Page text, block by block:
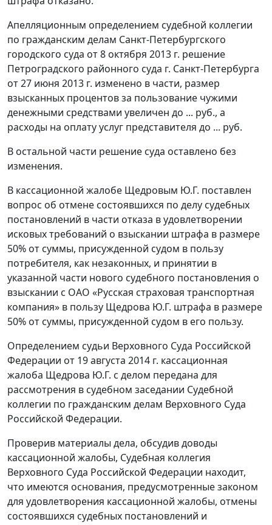
Апелляционным определением судебной коллегии
по гражданским делам Санкт-Петербургского
городского суда от 8 октября 2013 г. решение
Петроградского районного суда г. Санкт-Петербурга
от 27 июня 2013 г. изменено в части, размер
взысканных процентов за пользование чужими
денежными средствами увеличен до ... руб., а
расходы на оплату услуг представителя до ... руб.
В остальной части решение суда оставлено без
изменения.
В кассационной жалобе Щедровым Ю.Г. поставлен
вопрос об отмене состоявшихся по делу судебных
постановлений в части отказа в удовлетворении
исковых требований о взыскании штрафа в размере
50% от суммы, присужденной судом в пользу
потребителя, как незаконных, и принятии в
указанной части нового судебного постановления о
взыскании с ОАО «Русская страховая транспортная
компания» в пользу Щедрова Ю.Г. штрафа в размере
50% от суммы, присужденной судом в его пользу.
Определением судьи Верховного Суда Российской
Федерации от 19 августа 2014 г. кассационная
жалоба Щедрова Ю.Г. с делом передана для
рассмотрения в судебном заседании Судебной
коллегии по гражданским делам Верховного Суда
Российской Федерации.
Проверив материалы дела, обсудив доводы
кассационной жалобы, Судебная коллегия
Верховного Суда Российской Федерации находит,
что имеются основания, предусмотренные законом
для удовлетворения кассационной жалобы, отмены
состоявшихся судебных постановлений и